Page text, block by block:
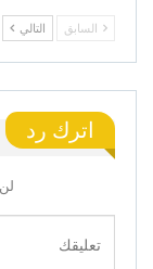
السابق التالي
اترك رد